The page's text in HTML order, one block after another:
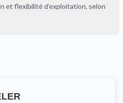
et flexibilité d’exploitation, selon